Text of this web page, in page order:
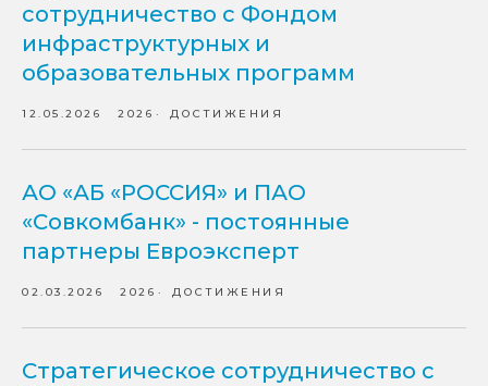
сотрудничество с Фондом
инфраструктурных и
образовательных программ
12.05.2026 2026 ДОСТИЖЕНИЯ
АО «АБ «РОССИЯ» и ПАО
«Совкомбанк» - постоянные
партнеры Евроэксперт
02.03.2026 2026 ДОСТИЖЕНИЯ
Стратегическое сотрудничество с